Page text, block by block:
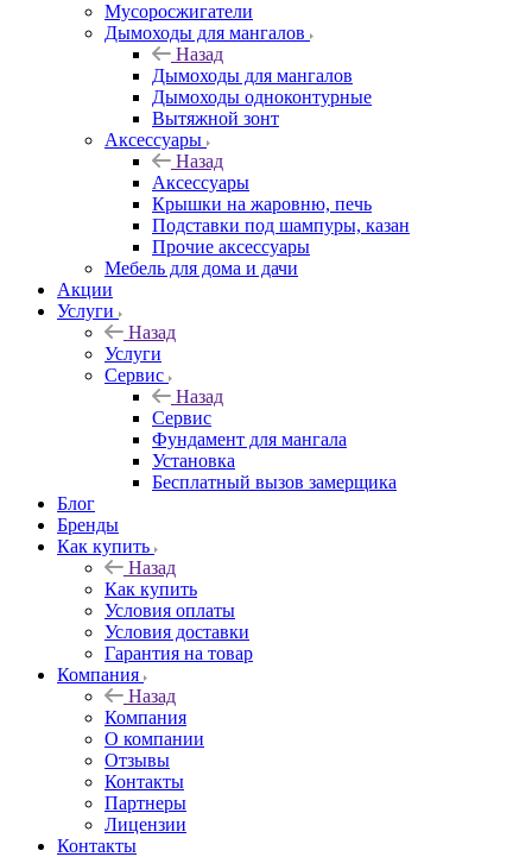
Мусоросжигатели
Дымоходы для мангалов
Назад
Дымоходы для мангалов
Дымоходы одноконтурные
Вытяжной зонт
Аксессуары
Назад
Аксессуары
Крышки на жаровню, печь
Подставки под шампуры, казан
Прочие аксессуары
Мебель для дома и дачи
Акции
Услуги
Назад
Услуги
Сервис
Назад
Сервис
Фундамент для мангала
Установка
Бесплатный вызов замерщика
Блог
Бренды
Как купить
Назад
Как купить
Условия оплаты
Условия доставки
Гарантия на товар
Компания
Назад
Компания
О компании
Отзывы
Контакты
Партнеры
Лицензии
Контакты